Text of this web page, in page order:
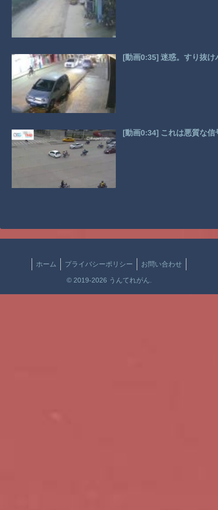
[動画0:35] 迷惑。すり抜
[動画0:34] これは悪質な
ホーム プライバシーポリシー お問い合わせ
© 2019-2026 うんてれがん.